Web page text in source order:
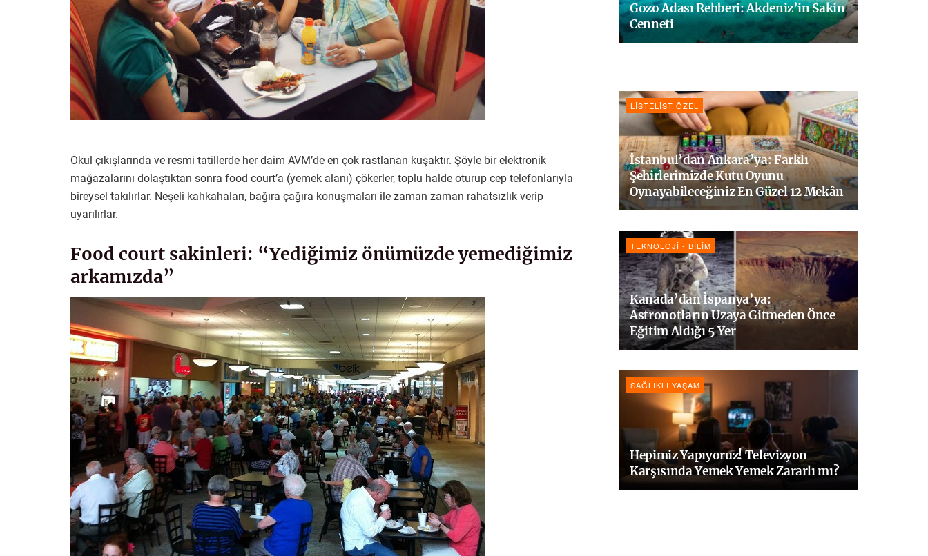
Okul çıkışlarında ve resmi tatillerde her daim AVM’de en çok rastlanan kuşaktır. Şöyle bir elektronik
mağazalarını dolaştıktan sonra food court’a (yemek alanı) çökerler, toplu halde oturup cep telefonlarıyla
bireysel takılırlar. Neşeli kahkahaları, bağıra çağıra konuşmaları ile zaman zaman rahatsızlık verip
uyarılırlar.
Food court sakinleri: “Yediğimiz önümüzde yemediğimiz
arkamızda”
Gozo Adası Rehberi: Akdeniz’in Sakin
Cenneti
LISTELIST ÖZEL
İstanbul’dan Ankara’ya: Farklı
Şehirlerimizde Kutu Oyunu
Oynayabileceğiniz En Güzel 12 Mekân
TEKNOLOJI - BILIM
Kanada’dan İspanya’ya:
Astronotların Uzaya Gitmeden Önce
Eğitim Aldığı 5 Yer
SAĞLIKLI YAŞAM
Hepimiz Yapıyoruz! Televizyon
Karşısında Yemek Yemek Zararlı mı?